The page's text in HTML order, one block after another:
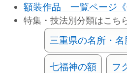
額装作品 一覧ページ《
特集・技法別分類はこち
三重県の名所・名
七福神の額 フ